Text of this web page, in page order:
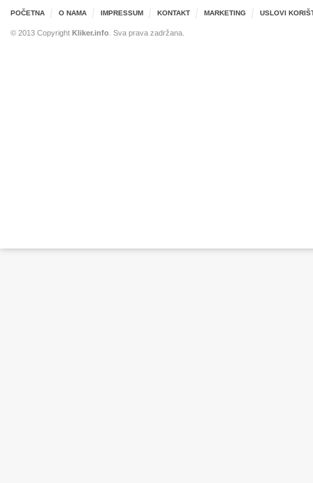
POČETNA O NAMA IMPRESSUM KONTAKT MARKETING USLOVI
© 2013 Copyright Kliker.info. Sva prava zadržana.